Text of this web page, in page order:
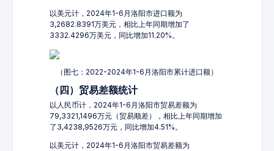
以美元计，2024年1-6月洛阳市进口额为
3,2682.8391万美元，相比上年同期增加了
3332.4296万美元，同比增加11.20%。
（图七：2022-2024年1-6月洛阳市累计进口额）
（四）贸易差额统计
以人民币计，2024年1-6月洛阳市贸易差额为
79,3321,1496万元（贸易顺差），相比上年同期增加
了3,4238,9526万元，同比增加4.51%。
以美元计，2024年1-6月洛阳市贸易差额为